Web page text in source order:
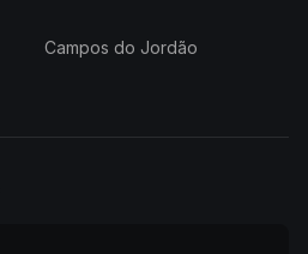
Campos do Jordão